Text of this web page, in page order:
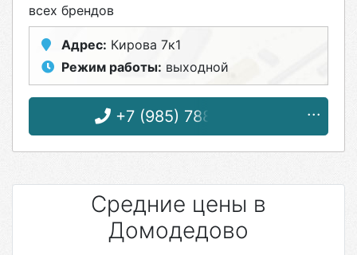
всех брендов
Адрес: Кирова 7к1
Режим работы: выходной
+7 (985) 788-06-12
Средние цены в
Домодедово